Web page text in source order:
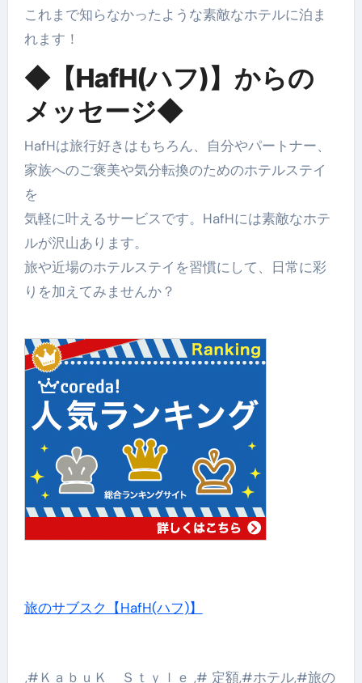
これまで知らなかったような素敵なホテルに泊ま
れます！
◆【HafH(ハフ)】からの
メッセージ◆
HafHは旅行好きはもちろん、自分やパートナー、
家族へのご褒美や気分転換のためのホテルステイ
を
気軽に叶えるサービスです。HafHには素敵なホテ
ルが沢山あります。
旅や近場のホテルステイを習慣にして、日常に彩
りを加えてみませんか？
旅のサブスク【HafH(ハフ)】
,#ＫａｂｕＫ＿Ｓｔｙｌｅ ,# 定額,#ホテル,#旅の